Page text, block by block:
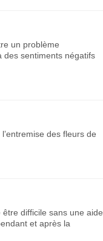
un problème
des sentiments négatifs
des fleurs de
difficile sans une aide
et après la